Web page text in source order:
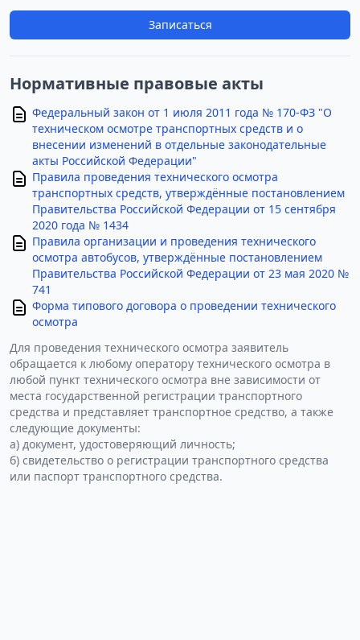
Записаться
Нормативные правовые акты
Федеральный закон от 1 июля 2011 года № 170-ФЗ "О
техническом осмотре транспортных средств и о
внесении изменений в отдельные законодательные
акты Российской Федерации"
Правила проведения технического осмотра
транспортных средств, утверждённые постановлением
Правительства Российской Федерации от 15 сентября
2020 года № 1434
Правила организации и проведения технического
осмотра автобусов, утверждённые постановлением
Правительства Российской Федерации от 23 мая 2020 №
741
Форма типового договора о проведении технического
осмотра
Для проведения технического осмотра заявитель
обращается к любому оператору технического осмотра в
любой пункт технического осмотра вне зависимости от
места государственной регистрации транспортного
средства и представляет транспортное средство, а также
следующие документы:
а) документ, удостоверяющий личность;
б) свидетельство о регистрации транспортного средства
или паспорт транспортного средства.